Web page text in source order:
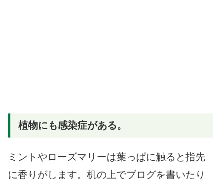
植物にも感染症がある。
ミントやローズマリーは葉っぱに触ると指先
に香りがします。机の上でブログを書いたり